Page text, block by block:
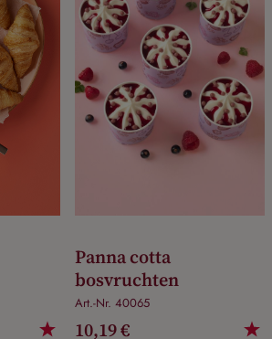
Panna cotta
bosvruchten
Art.-Nr. 40065
10,19 €